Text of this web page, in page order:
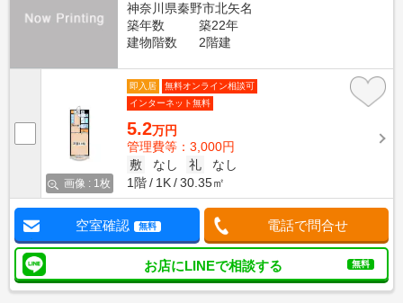
神奈川県秦野市北矢名
築年数
築22年
建物階数
2階建
画像 : 1枚
即入居
無料オンライン相談可
インターネット無料
5.2万円
管理費等：3,000円
敷
なし 礼
なし
1階
1K 30.35㎡
空室確認 無料 電話で問合せ
お店にLINEで相談する 無料